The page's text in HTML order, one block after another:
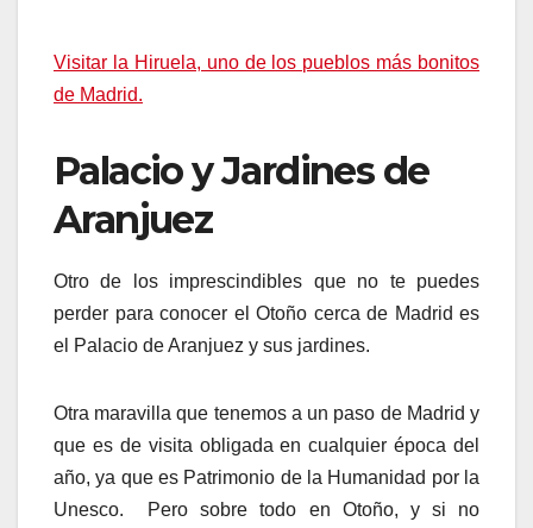
Visitar la Hiruela, uno de los pueblos más bonitos
de Madrid.
Palacio y Jardines de
Aranjuez
Otro de los imprescindibles que no te puedes
perder para conocer el Otoño cerca de Madrid es
el Palacio de Aranjuez y sus jardines.
Otra maravilla que tenemos a un paso de Madrid y
que es de visita obligada en cualquier época del
año, ya que es Patrimonio de la Humanidad por la
Unesco. Pero sobre todo en Otoño, y si no